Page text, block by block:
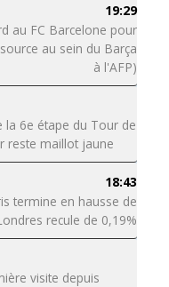
19:29
au FC Barcelone pour
au sein du Barça
à l'AFP)
la 6e étape du Tour de
reste maillot jaune
18:43
termine en hausse de
recule de 0,19%
visite depuis